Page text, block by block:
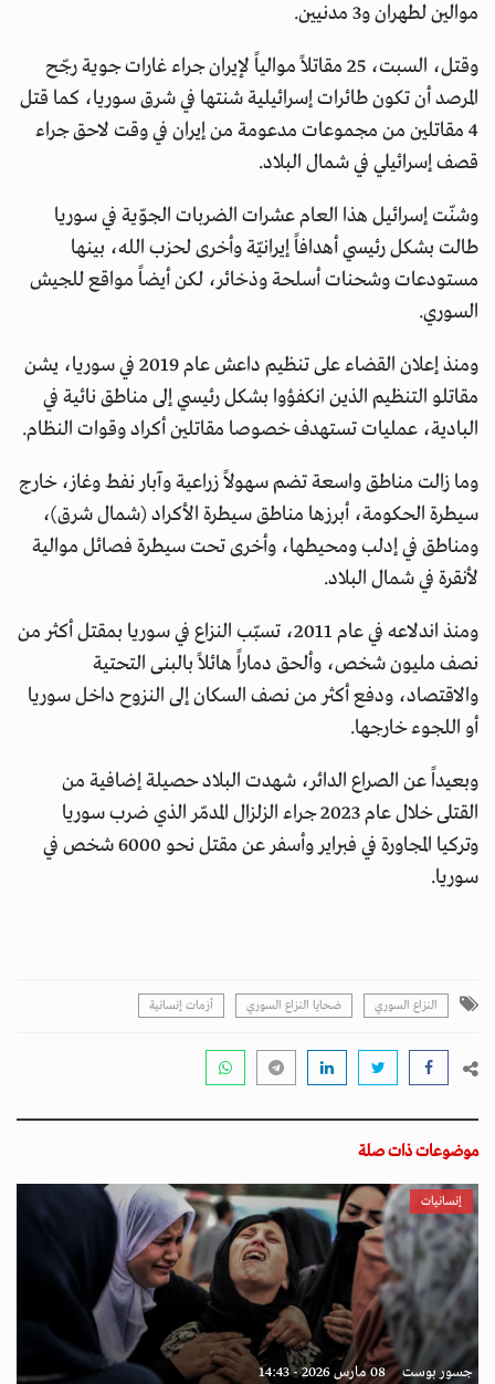
موالين لطهران و3 مدنيين.
وقتل، السبت، 25 مقاتلاً موالياً لإيران جراء غارات جوية رجّح
المرصد أن تكون طائرات إسرائيلية شنتها في شرق سوريا، كما قتل
4 مقاتلين من مجموعات مدعومة من إيران في وقت لاحق جراء
قصف إسرائيلي في شمال البلاد.
وشنّت إسرائيل هذا العام عشرات الضربات الجوّية في سوريا
طالت بشكل رئيسي أهدافاً إيرانيّة وأخرى لحزب الله، بينها
مستودعات وشحنات أسلحة وذخائر، لكن أيضاً مواقع للجيش
السوري.
ومنذ إعلان القضاء على تنظيم داعش عام 2019 في سوريا، يشن
مقاتلو التنظيم الذين انكفؤوا بشكل رئيسي إلى مناطق نائية في
البادية، عمليات تستهدف خصوصا مقاتلين أكراد وقوات النظام.
وما زالت مناطق واسعة تضم سهولاً زراعية وآبار نفط وغاز، خارج
سيطرة الحكومة، أبرزها مناطق سيطرة الأكراد (شمال شرق)،
ومناطق في إدلب ومحيطها، وأخرى تحت سيطرة فصائل موالية
لأنقرة في شمال البلاد.
ومنذ اندلاعه في عام 2011، تسبّب النزاع في سوريا بمقتل أكثر من
نصف مليون شخص، وألحق دماراً هائلاً بالبنى التحتية
والاقتصاد، ودفع أكثر من نصف السكان إلى النزوح داخل سوريا
أو اللجوء خارجها.
وبعيداً عن الصراع الدائر، شهدت البلاد حصيلة إضافية من
القتلى خلال عام 2023 جراء الزلزال المدمّر الذي ضرب سوريا
وتركيا المجاورة في فبراير وأسفر عن مقتل نحو 6000 شخص في
سوريا.
النزاع السوري ضحايا النزاع السوري أزمات إنسانية
موضوعات ذات صلة
إنسانيات
جسور بوست 08 مارس 2026 - 14:43